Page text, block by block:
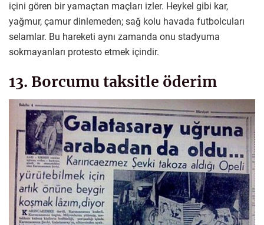
içini gören bir yamaçtan maçları izler. Heykel gibi kar,
yağmur, çamur dinlemeden; sağ kolu havada futbolcuları
selamlar. Bu hareketi aynı zamanda onu stadyuma
sokmayanları protesto etmek içindir.
13. Borcumu taksitle öderim